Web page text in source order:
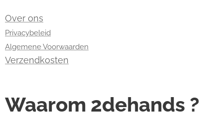
Over ons
Privacybeleid
Algemene Voorwaarden
Verzendkosten
Waarom 2dehands ?